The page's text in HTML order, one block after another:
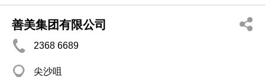
善美集团有限公司
2368 6689
尖沙咀